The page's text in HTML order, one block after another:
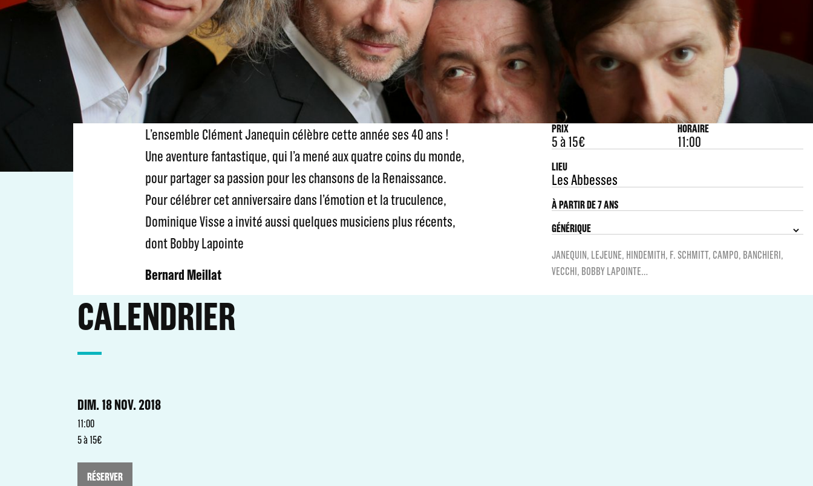
L’ensemble Clément Janequin célèbre cette année ses 40 ans !
Une aventure fantastique, qui l’a mené aux quatre coins du monde,
pour partager sa passion pour les chansons de la Renaissance.
Pour célébrer cet anniversaire dans l’émotion et la truculence,
Dominique Visse a invité aussi quelques musiciens plus récents,
dont Bobby Lapointe
Bernard Meillat
PRIX
5 à 15€
HORAIRE
11:00
LIEU
Les Abbesses
À PARTIR DE 7 ANS
GÉNÉRIQUE
JANEQUIN, LEJEUNE, HINDEMITH, F. SCHMITT, CAMPO, BANCHIERI,
VECCHI, BOBBY LAPOINTE…
CALENDRIER
DIM. 18 NOV. 2018
11:00
5 à 15€
RÉSERVER